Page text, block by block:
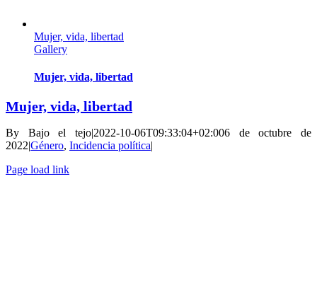
Mujer, vida, libertad
Gallery
Mujer, vida, libertad
Mujer, vida, libertad
By Bajo el tejo|2022-10-06T09:33:04+02:006 de octubre de
2022|Género, Incidencia política|
Page load link